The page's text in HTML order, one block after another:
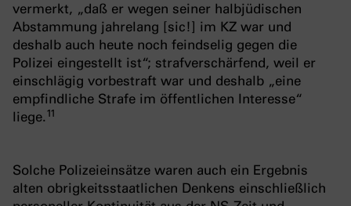
vermerkt, „daß er wegen seiner halbjüdischen
Abstammung jahrelang [sic!] im KZ war und
deshalb auch heute noch feindselig gegen die
Polizei eingestellt ist“; strafverschärfend, weil er
einschlägig vorbestraft war und deshalb „eine
empfindliche Strafe im öffentlichen Interesse“
liege. 11
Solche Polizeieinsätze waren auch ein Ergebnis
alten obrigkeitsstaatlichen Denkens einschließlich